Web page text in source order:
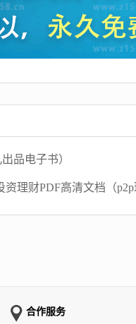
品电子书）
理财PDF高清文档（
合作服务